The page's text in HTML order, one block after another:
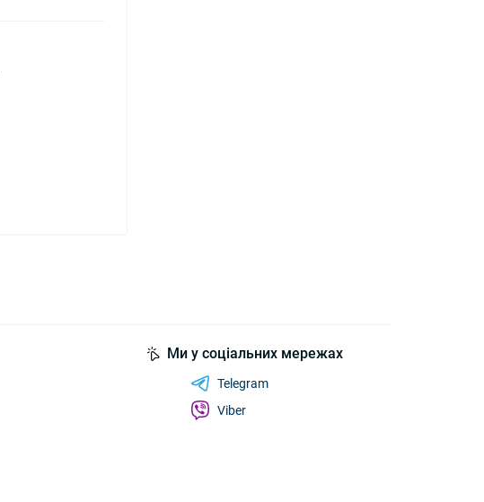
Ми у соціальних мережах
Telegram
Viber